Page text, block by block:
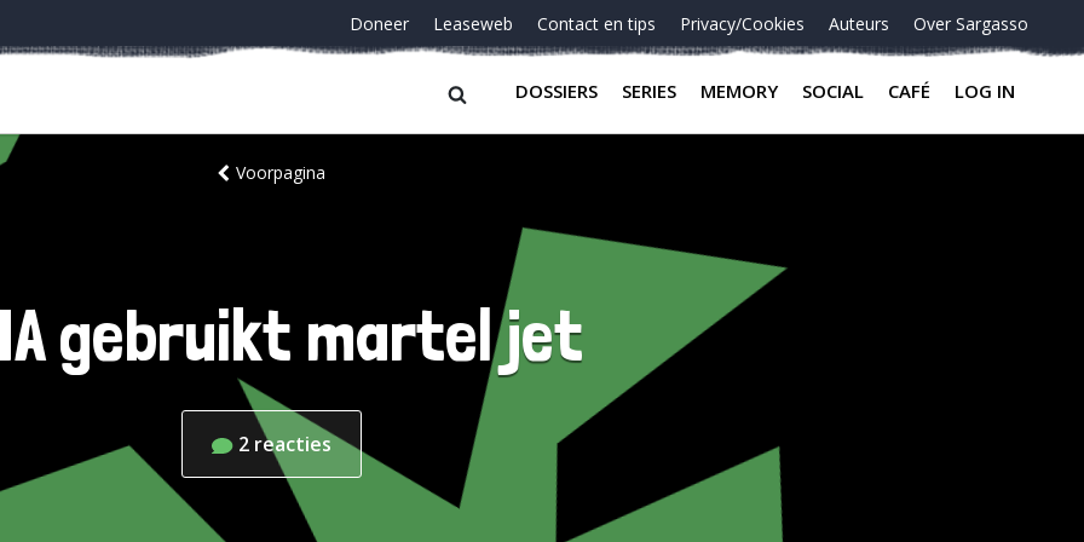
Doneer Leaseweb Contact en tips Privacy/Cookies Auteurs Over Sargasso
DOSSIERS SERIES MEMORY SOCIAL CAFÉ LOG IN
Voorpagina
gebruikt martel jet
2 reacties